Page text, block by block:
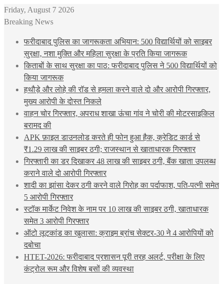
Friday, August 7 2026
Breaking News
फरीदाबाद पुलिस का जागरूकता अभियान: 500 विद्यार्थियों को साइबर
सुरक्षा, नशा मुक्ति और महिला सुरक्षा के प्रति किया जागरूक
किताबों के साथ सुरक्षा का पाठ: फरीदाबाद पुलिस ने 500 विद्यार्थियों को
किया जागरूक
हथौड़े और लोहे की रॉड से हमला करने वाले दो और आरोपी गिरफ्तार,
मुख्य आरोपी के दोस्त निकले
वाहन चोर गिरफ्तार, अपराध शाखा ऊंचा गांव ने चोरी की मोटरसाइकिल
बरामद की
APK फ़ाइल डाउनलोड करते ही फोन हुआ हैक, क्रेडिट कार्ड से
₹1.29 लाख की साइबर ठगी; राजस्थान से खाताधारक गिरफ्तार
गिरफ्तारी का डर दिखाकर 48 लाख की साइबर ठगी, बैंक खाता उपलब्ध
कराने वाले दो आरोपी गिरफ्तार
शादी का झांसा देकर ठगी करने वाले गिरोह का पर्दाफाश, पति-पत्नी समेत
5 आरोपी गिरफ्तार
स्टॉक मार्केट निवेश के नाम पर 10 लाख की साइबर ठगी, खाताधारक
समेत 3 आरोपी गिरफ्तार
ऑटो लूटकांड का खुलासा: क्राइम ब्रांच सेक्टर-30 ने 4 आरोपियों को
दबोचा
HTET-2026: फरीदाबाद प्रशासन पूरी तरह अलर्ट, परीक्षा के लिए
कंट्रोल रूम और विशेष बसों की व्यवस्था